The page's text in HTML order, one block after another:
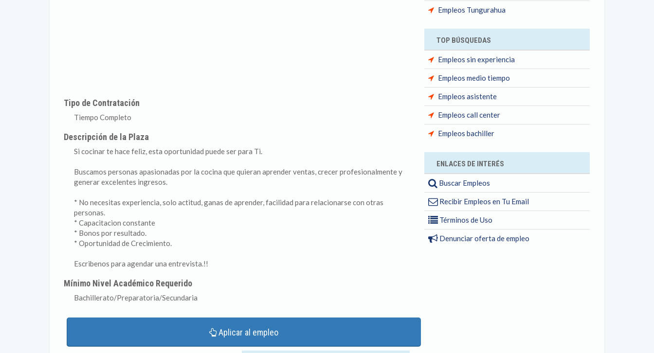
Tipo de Contratación
Tiempo Completo
Descripción de la Plaza
Si cocinar te hace feliz, esta oportunidad puede ser para Ti.
Buscamos personas apasionadas por la cocina que quieran aprender ventas, crecer profesionalmente y
generar excelentes ingresos.
* No necesitas experiencia, solo actitud, ganas de aprender, facilidad para relacionarse con otras
personas.
* Capacitacion constante
* Bonos por resultado.
* Oportunidad de Crecimiento.
Escribenos para agendar una entrevista.!!
Mínimo Nivel Académico Requerido
Bachillerato/Preparatoria/Secundaria
Aplicar al empleo
Empleos Tungurahua
TOP BÚSQUEDAS
Empleos sin experiencia
Empleos medio tiempo
Empleos asistente
Empleos call center
Empleos bachiller
ENLACES DE INTERÉS
Buscar Empleos
Recibir Empleos en Tu Email
Términos de Uso
Denunciar oferta de empleo